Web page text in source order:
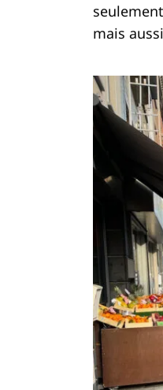
mais